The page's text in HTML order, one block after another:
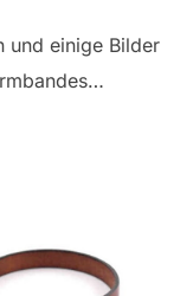
und einige Bilder